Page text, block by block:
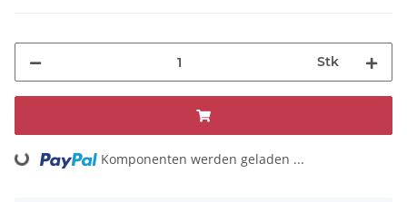
Stk
Loading... Komponenten werden geladen ...